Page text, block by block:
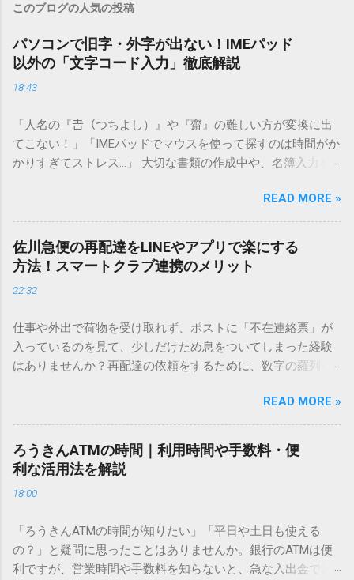
このブログの人気の投稿
パソコンで旧字・外字が出ない！IMEパッド
以外の「文字コード入力」徹底解説
18:43
「人名の『𠮷（つちよし）』や『齋』の難しい方が変換に出
てこない！」「IMEパッドでマウスを使って探すのは時間がか
かりすぎてストレス…」 大切な書類の作成中や、名簿入力を
てしまいますよね。多くの人が「IMEパッド（手書き入力）」
を使いますが、実はマウスで一画ずつ書くのは非効率です
し、似た漢字が多すぎて結局見つからないことも少なくあり
ません。 そこで今回は、IMEパッドを使わずに、特定のコー
ドを打ち込むだけで一瞬で旧字や外字、特殊記号を呼び出す
「文字コード入力」のテクニックを詳しく解説します。 この
必要はありません。 1. なぜ「変換」しても旧字・外字が出て
こないのか？ そもそも、なぜ普通の変換で出てこない漢字が
あるのでしょうか。その理由は、パソコンが文字を認識する
は、JIS規格（日本産業規格）によって「第1水準」「第2水
準」といった形で整理されています。しかし、人名や地名に
使われる非常に古い漢字（旧字）や、特定の組織だけで作ら
れた「外字」は、この一般的な変換リストに含まれていない
ン上のすべての文字には、いわば「住所」のような番号が割
り振られています。変換候補に出ない文字でも、この住所
（コード）を直接指定すれば、確実に呼び出すことができる
READ MORE »
佐川急便の再配達をLINEやアプリで楽にする
方法！スマートクラブ連携のメリット
22:32
仕事や外出で荷物を受け取れず、ポストに「不在連絡票」が
入っているのを見て、少しだけため息をついてしまった経験
はありませんか？再配達の依頼をするために、数字の羅列を
ことに申し訳なさを感じたりすることもあるかもしれませ
ん。 「もっとスムーズに、自分のタイミングで受け取りた
い」 「わざわざ電話をかけずに、スマホ一つで完結させた
い」 そんな願いを叶えてくれるのが、佐川急便の会員制サー
ビス「スマートクラブ」と、LINEや公式アプリの連携です。
これらを活用するだけで、再配達のストレスは驚くほど軽く
受け取り術と、連携による具体的なメリットを徹底解説しま
す。 佐川急便の再配達が劇的に変わる「スマートクラブ」と
は？ まず押さえておきたいのが、佐川急便の個人向け無料会
READ MORE »
ろうきんATMの時間｜利用時間や手数料・便
利な活用法を解説
18:00
「ろうきんATMの時間が知りたい」「平日や土日も使える
の？」と疑問に思ったことはありませんか。銀行のATMは便
利ですが、営業時間や手数料を知らないと、急な入出金で困